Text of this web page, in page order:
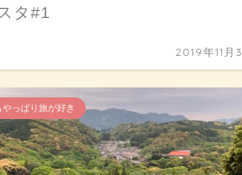
タ#1
2019年11月
やっぱり旅が好き